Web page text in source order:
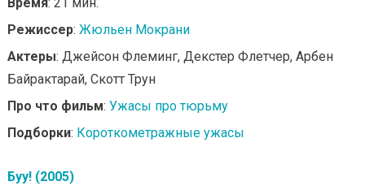
Режиссер: Жюльен Мокрани
Актеры: Джейсон Флеминг, Декстер Флетчер, Арбен
Байрактарай, Скотт Трун
Про что фильм: Ужасы про тюрьму
Подборки: Короткометражные ужасы
Буу! (2005)